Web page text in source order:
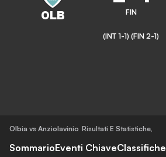
FIN
(INT 1-1) (FIN 2-1)
Olbia vs Anziolavinio Risultati E Statistiche,
SommarioEventi ChiaveClassifiche